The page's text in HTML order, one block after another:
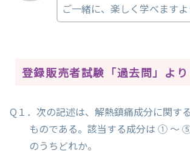
ご一緒に、楽しく学べますよ
登録販売者試験「過去問」より
Q１．次の記述は、解熱鎮痛成分に関する
ものである。該当する成分は ① ～
のうちどれか。